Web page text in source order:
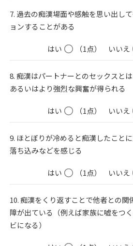
7. 過去の痴漢場面や感触を思い出し
ョンすることがある
はい （1点） いいえ
8. 痴漢はパートナーとのセックスと
あるいはより強烈な興奮が得られる
はい （1点） いいえ
9. ほとぼりが冷めると痴漢したこと
落ち込みなどを感じる
はい （1点） いいえ
10. 痴漢をくり返すことで他者との関
障が出ている（例えば家族に嘘をつ
ビになる）